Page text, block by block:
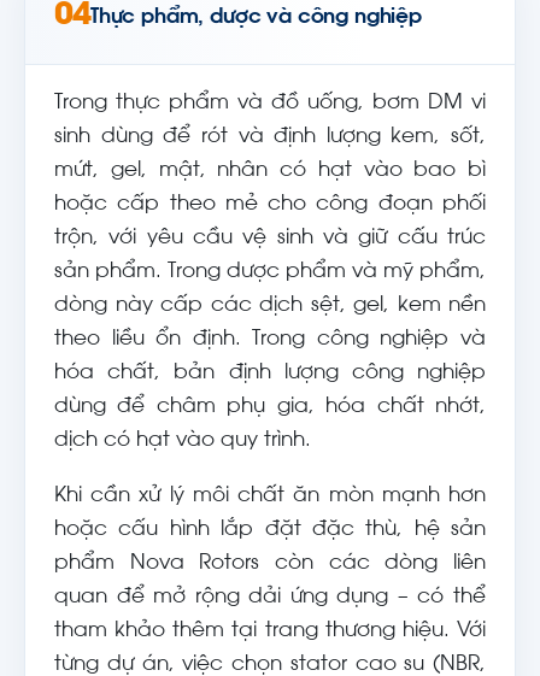
04Thực phẩm, dược và công nghiệp
Trong thực phẩm và đồ uống, bơm DM vi
sinh dùng để rót và định lượng kem, sốt,
mứt, gel, mật, nhân có hạt vào bao bì
hoặc cấp theo mẻ cho công đoạn phối
trộn, với yêu cầu vệ sinh và giữ cấu trúc
sản phẩm. Trong dược phẩm và mỹ phẩm,
dòng này cấp các dịch sệt, gel, kem nền
theo liều ổn định. Trong công nghiệp và
hóa chất, bản định lượng công nghiệp
dùng để châm phụ gia, hóa chất nhớt,
dịch có hạt vào quy trình.
Khi cần xử lý môi chất ăn mòn mạnh hơn
hoặc cấu hình lắp đặt đặc thù, hệ sản
phẩm Nova Rotors còn các dòng liên
quan để mở rộng dải ứng dụng – có thể
tham khảo thêm tại trang thương hiệu. Với
từng dự án, việc chọn stator cao su (NBR,